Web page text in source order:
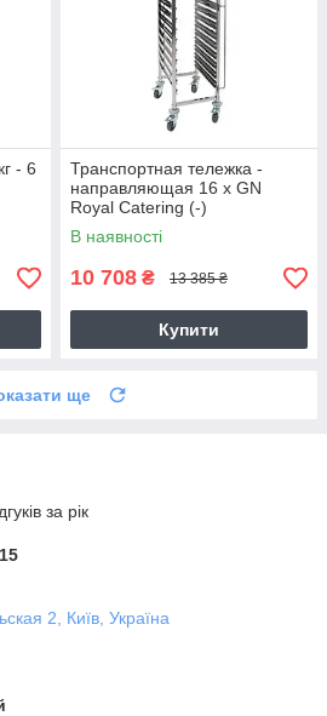
- 6
Транспортная тележка -
направляющая 16 x GN
Royal Catering (-)
В наявності
10 708 ₴ 13 385 ₴
Купити
ще
за рік
2, Київ, Україна